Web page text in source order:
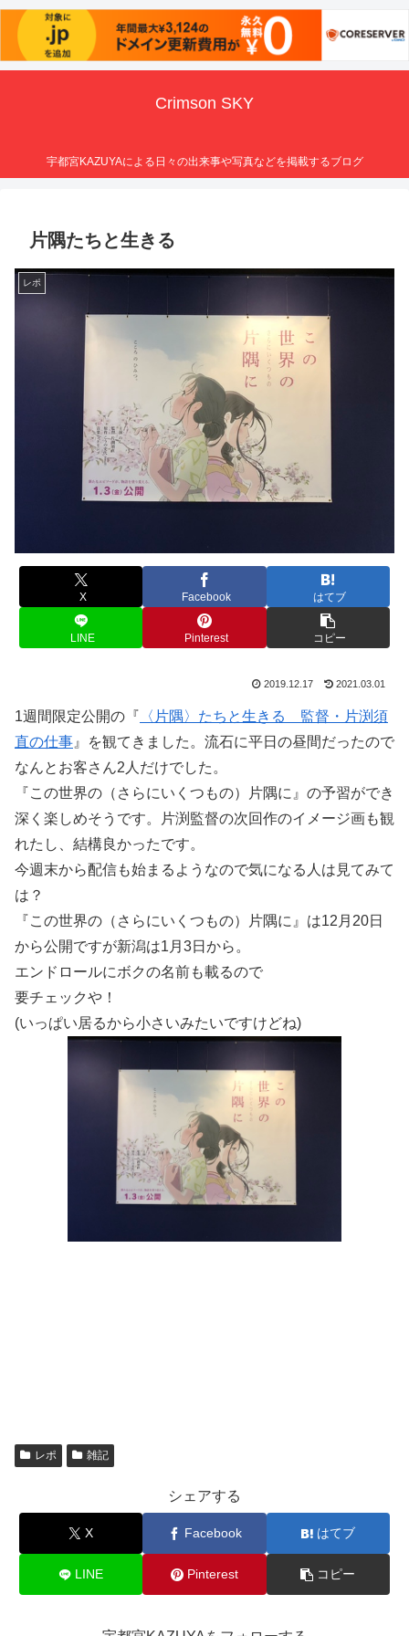
Crimson SKY
宇都宮KAZUYAによる日々の出来事や写真などを掲載するブログ
片隅たちと生きる
レポ
X Facebook はてブ
LINE Pinterest コピー
2019.12.17 2021.03.01
1週間限定公開の『 〈片隅〉たちと生きる 監督・片渕須
直の仕事 』を観てきました。流石に平日の昼間だったので
なんとお客さん2人だけでした。
『この世界の（さらにいくつもの）片隅に』の予習ができ
深く楽しめそうです。片渕監督の次回作のイメージ画も観
れたし、結構良かったです。
今週末から配信も始まるようなので気になる人は見てみて
は？
『この世界の（さらにいくつもの）片隅に』は12月20日
から公開ですが新潟は1月3日から。
エンドロールにボクの名前も載るので
要チェックや！
(いっぱい居るから小さいみたいですけどね)
レポ 雑記
シェアする
X Facebook はてブ
LINE Pinterest コピー